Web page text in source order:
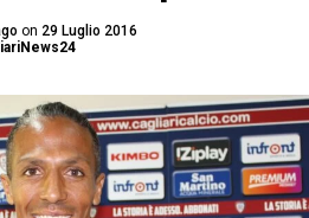
on 29 Luglio 2016